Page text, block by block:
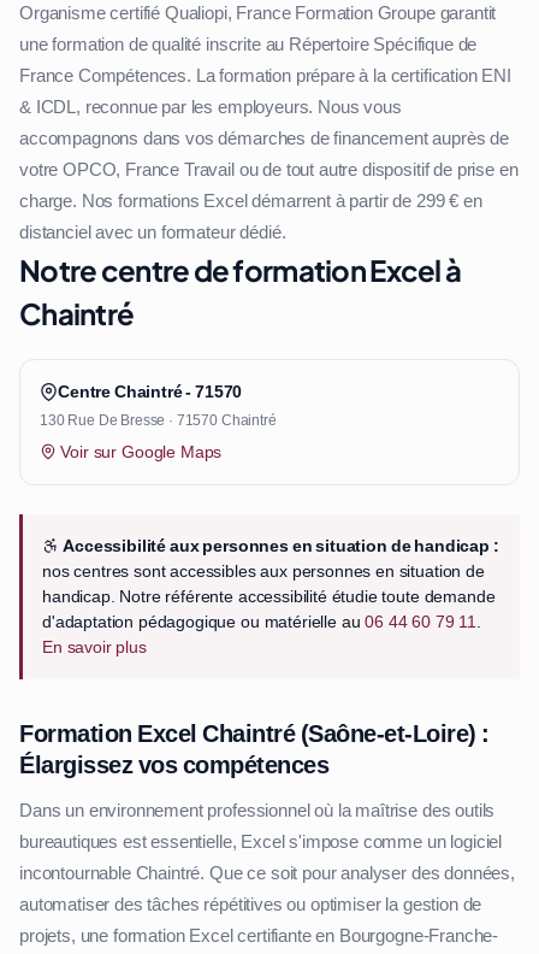
Organisme certifié Qualiopi, France Formation Groupe garantit
une formation de qualité inscrite au Répertoire Spécifique de
France Compétences. La formation prépare à la certification ENI
& ICDL, reconnue par les employeurs. Nous vous
accompagnons dans vos démarches de financement auprès de
votre OPCO, France Travail ou de tout autre dispositif de prise en
charge. Nos formations Excel démarrent à partir de 299 € en
distanciel avec un formateur dédié.
Notre centre de formation Excel à
Chaintré
Centre Chaintré - 71570
130 Rue De Bresse · 71570 Chaintré
Voir sur Google Maps
Accessibilité aux personnes en situation de handicap :
nos centres sont accessibles aux personnes en situation de
handicap. Notre référente accessibilité étudie toute demande
d'adaptation pédagogique ou matérielle au06 44 60 79 11.
En savoir plus
Formation Excel Chaintré (Saône-et-Loire) :
Élargissez vos compétences
Dans un environnement professionnel où la maîtrise des outils
bureautiques est essentielle, Excel s'impose comme un logiciel
incontournable Chaintré. Que ce soit pour analyser des données,
automatiser des tâches répétitives ou optimiser la gestion de
projets, une formation Excel certifiante en Bourgogne-Franche-